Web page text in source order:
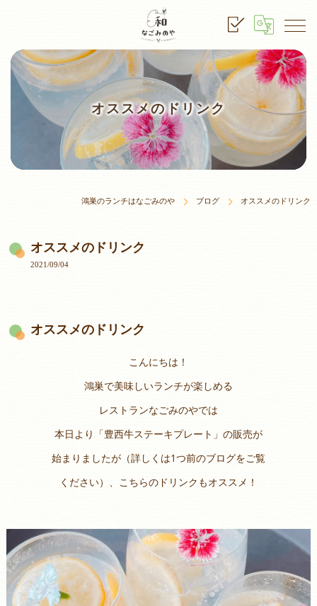
オススメのドリンク
鴻巣のランチはなごみのや ブログ オススメのドリンク
オススメのドリンク
2021/09/04
オススメのドリンク
こんにちは！
鴻巣で美味しいランチが楽しめる
レストランなごみのやでは
本日より「豊西牛ステーキプレート」の販売が
始まりましたが（詳しくは1つ前のブログをご覧
ください）、こちらのドリンクもオススメ！